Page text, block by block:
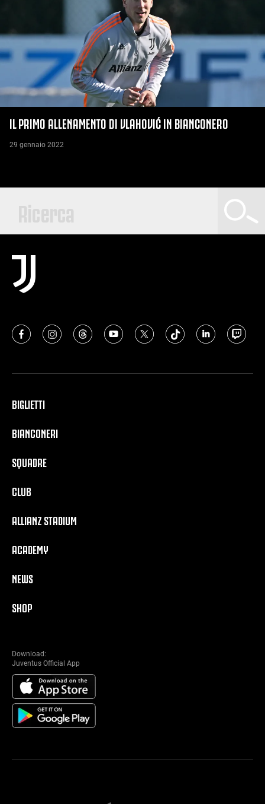
IL PRIMO ALLENAMENTO DI VLAHOVIĆ IN BIANCONERO
29 gennaio 2022
BIGLIETTI
BIANCONERI
SQUADRE
CLUB
ALLIANZ STADIUM
ACADEMY
NEWS
SHOP
Download:
Juventus Official App